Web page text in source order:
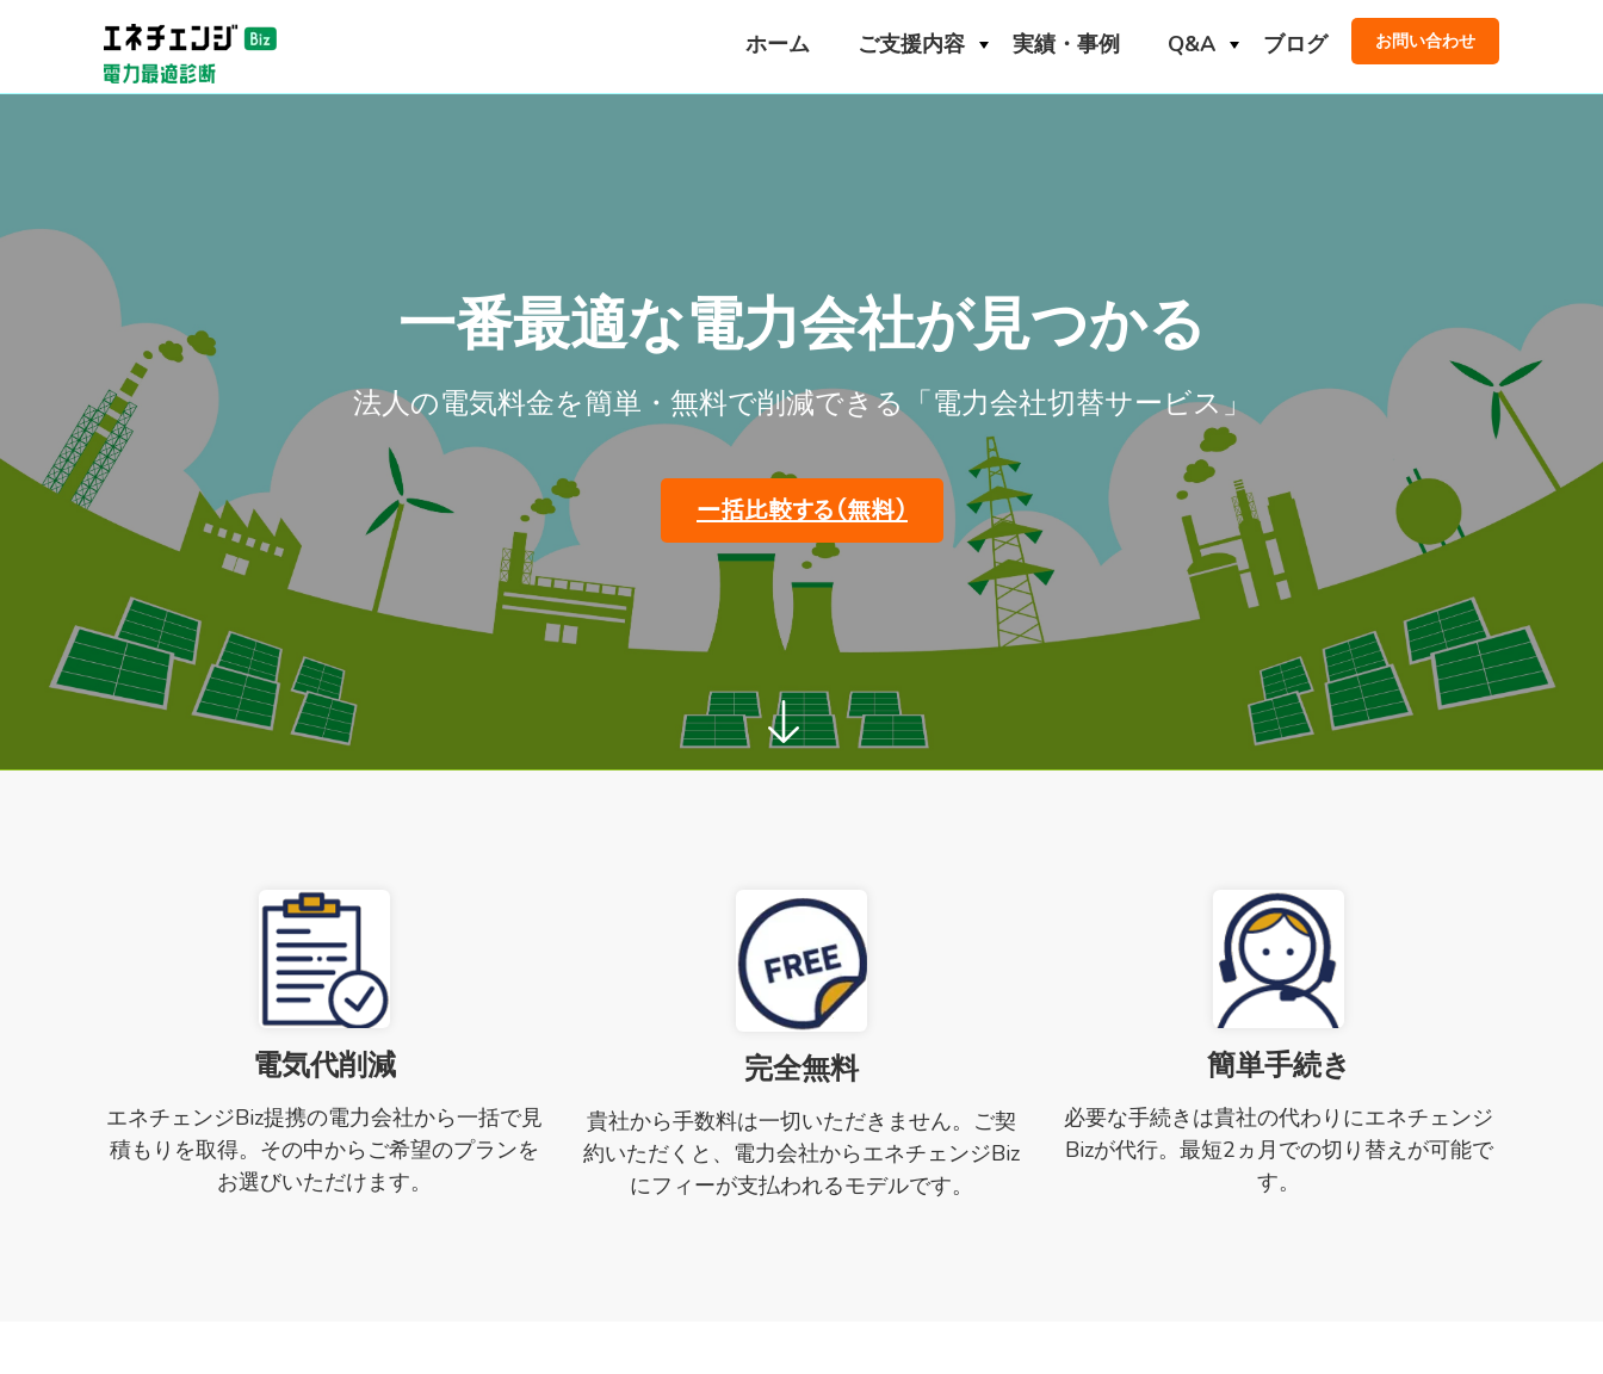
ホーム ご支援内容 実績・事例 Q&A ブログ お問い合わせ
一番最適な電力会社が見つかる
法人の電気料金を簡単・無料で削減できる「電力会社切替サービス」
電気代削減
エネチェンジBiz提携の電力会社から一括で見
積もりを取得。その中からご希望のプランを
お選びいただけます。
完全無料
貴社から手数料は一切いただきません。ご契
約いただくと、電力会社からエネチェンジBiz
にフィーが支払われるモデルです。
簡単手続き
必要な手続きは貴社の代わりにエネチェンジ
Bizが代行。最短2ヵ月での切り替えが可能で
す。